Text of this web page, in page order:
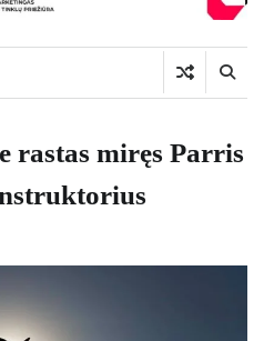
rastas miręs Parris